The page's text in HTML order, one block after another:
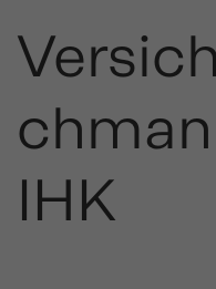
IHK